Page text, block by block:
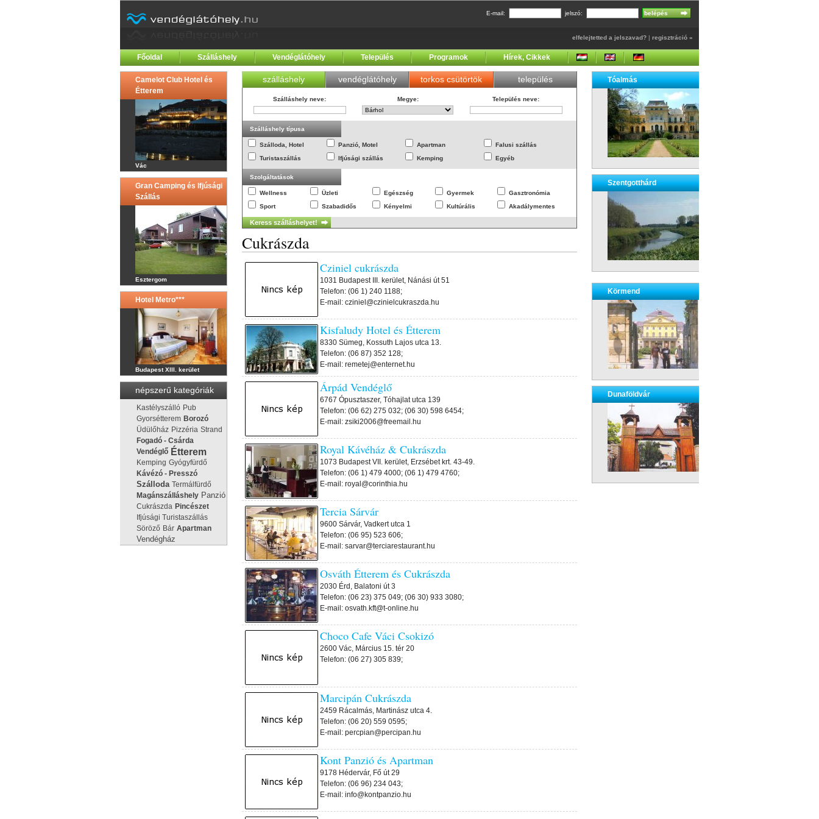
E-mail: jelszó:
elfelejtetted a jelszavad? | regisztráció »
Főoldal Szálláshely Vendéglátóhely Település Programok Hírek, Cikkek
Camelot Club Hotel és
Étterem
Vác
Gran Camping és Ifjúsági
Szállás
Esztergom
Hotel Metro***
Budapest XIII. kerület
népszerű kategóriák
Kastélyszálló Pub
Gyorsétterem Borozó
Üdülőház Pizzéria Strand
Fogadó - Csárda
Vendéglő Étterem
Kemping Gyógyfürdő
Kávézó - Presszó
Szálloda Termálfürdő
Magánszálláshely Panzió
Cukrászda Pincészet
Ifjúsági Turistaszállás
Söröző Bár Apartman
Vendégház
szálláshely vendéglátóhely torkos csütörtök település
Szálláshely neve: Megye: Település neve:
Szálláshely típusa
Szálloda, Hotel Panzió, Motel Apartman
Falusi szállás
Turistaszállás
Ifjúsági szállás Kemping Egyéb
Szolgáltatások
Wellness Üzleti Egészség Gyermek
Gasztronómia
Sport
Szabadidős Kényelmi Kultúrális Akadálymentes
Cukrászda
Cziniel cukrászda
1031 Budapest III. kerület, Nánási út 51
Telefon: (06 1) 240 1188;
E-mail: cziniel@czinielcukraszda.hu
Kisfaludy Hotel és Étterem
8330 Sümeg, Kossuth Lajos utca 13.
Telefon: (06 87) 352 128;
E-mail: remetej@enternet.hu
Árpád Vendéglő
6767 Ópusztaszer, Tóhajlat utca 139
Telefon: (06 62) 275 032; (06 30) 598 6454;
E-mail: zsiki2006@freemail.hu
Royal Kávéház & Cukrászda
1073 Budapest VII. kerület, Erzsébet krt. 43-49.
Telefon: (06 1) 479 4000; (06 1) 479 4760;
E-mail: royal@corinthia.hu
Tercia Sárvár
9600 Sárvár, Vadkert utca 1
Telefon: (06 95) 523 606;
E-mail: sarvar@terciarestaurant.hu
Osváth Étterem és Cukrászda
2030 Érd, Balatoni út 3
Telefon: (06 23) 375 049; (06 30) 933 3080;
E-mail: osvath.kft@t-online.hu
Choco Cafe Váci Csokizó
2600 Vác, Március 15. tér 20
Telefon: (06 27) 305 839;
Marcipán Cukrászda
2459 Rácalmás, Martinász utca 4.
Telefon: (06 20) 559 0595;
E-mail: percpian@percipan.hu
Kont Panzió és Apartman
9178 Hédervár, Fő út 29
Telefon: (06 96) 234 043;
E-mail: info@kontpanzio.hu
Tóalmás
Szentgotthárd
Körmend
Dunaföldvár